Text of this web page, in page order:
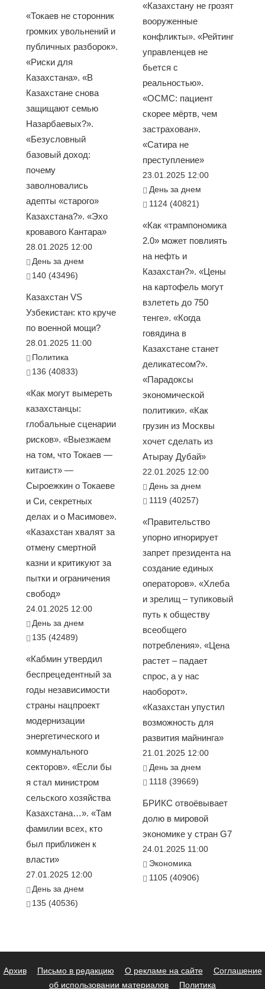
«Токаев не сторонник
громких увольнений и
публичных разборок».
«Риски для
Казахстана». «В
Казахстане снова
защищают семью
Назарбаевых?».
«Безусловный
базовый доход:
почему
заволновались
адепты «старого»
Казахстана?». «Эхо
кровавого Кантара»
28.01.2025 12:00
День за днем
140 (43496)
Казахстан VS
Узбекистан: кто круче
по военной мощи?
28.01.2025 11:00
Политика
136 (40833)
«Как могут вымереть
казахстанцы:
глобальные сценарии
рисков». «Выезжаем
на том, что Токаев —
китаист» —
Сыроежкин о Токаеве
и Си, секретных
делах и о Масимове».
«Казахстан хвалят за
отмену смертной
казни и критикуют за
пытки и ограничения
свобод»
24.01.2025 12:00
День за днем
135 (42489)
«Кабмин утвердил
беспрецедентный за
годы независимости
страны нацпроект
модернизации
энергетического и
коммунального
секторов». «Если бы
я стал министром
сельского хозяйства
Казахстана…». «Там
фамилии всех, кто
был приближен к
власти»
27.01.2025 12:00
День за днем
135 (40536)
«Казахстану не грозят
вооруженные
конфликты». «Рейтинг
управленцев не
бьется с
реальностью».
«ОСМС: пациент
скорее мёртв, чем
застрахован».
«Сатира не
преступление»
23.01.2025 12:00
День за днем
1124 (40821)
«Как «трампономика
2.0» может повлиять
на нефть и
Казахстан?». «Цены
на картофель могут
взлететь до 750
тенге». «Когда
говядина в
Казахстане станет
деликатесом?».
«Парадоксы
экономической
политики». «Как
грузин из Москвы
хочет сделать из
Атырау Дубай»
22.01.2025 12:00
День за днем
1119 (40257)
«Правительство
упорно игнорирует
запрет президента на
создание единых
операторов». «Хлеба
и зрелищ – тупиковый
путь к обществу
всеобщего
потребления». «Цена
растет – падает
спрос, а у нас
наоборот».
«Казахстан упустил
возможность для
развития майнинга»
21.01.2025 12:00
День за днем
1118 (39669)
БРИКС отвоёвывает
долю в мировой
экономике у стран G7
24.01.2025 11:00
Экономика
1105 (40906)
Архив Письмо в редакцию О рекламе на сайте
Соглашение
об использовании материалов
Политика